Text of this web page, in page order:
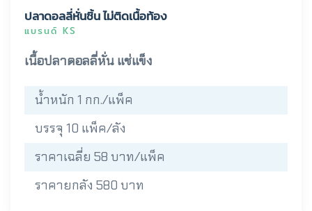
ปลาดอลลี่หั่นชิ้น ไม่ติดเนื้อท้อง
แบรนด์ KS
เนื้อปลาดอลลี่หั่น แช่แข็ง
น้ำหนัก 1 กก./แพ็ค
บรรจุ 10 แพ็ค/ลัง
ราคาเฉลี่ย 58 บาท/แพ็ค
ราคายกลัง 580 บาท